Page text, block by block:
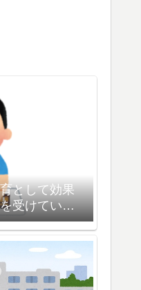
として効果
受けている